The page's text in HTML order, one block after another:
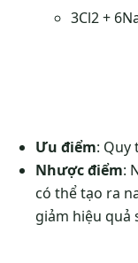
3Cl2 +
Ưu điểm: Quy
Nhược điểm:
có thể tạo ra
giảm hiệu quả